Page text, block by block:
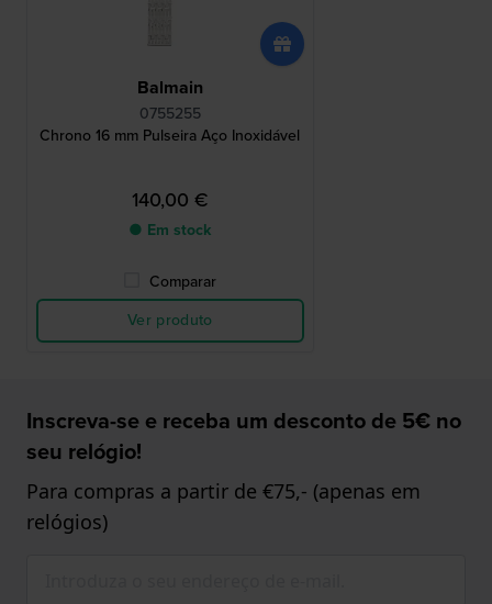
Balmain
0755255
Chrono 16 mm Pulseira Aço Inoxidável
140,00 €
● Em stock
Comparar
Ver produto
Inscreva-se e receba um desconto de 5€ no
seu relógio!
Para compras a partir de €75,- (apenas em
relógios)